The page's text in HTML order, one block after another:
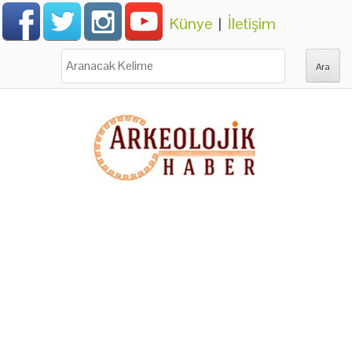
Künye | İletişim